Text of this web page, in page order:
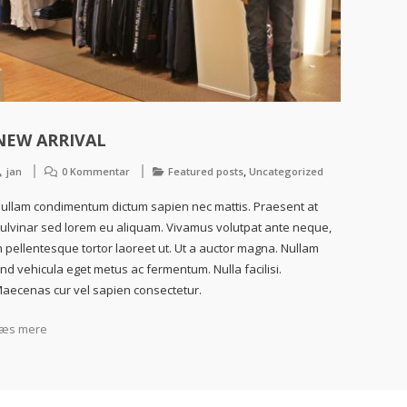
ARRIVAL
jan 0 Kommentar Featured posts ,Uncategorized
condimentum dictum sapien nec mattis. Praesent at
sed lorem eu aliquam. Vivamus volutpat ante neque,
pellentesque tortor laoreet ut. Ut a auctor magna. Nullam
vehicula eget metus ac fermentum. Nulla facilisi.
cur vel sapien consectetur.
mere